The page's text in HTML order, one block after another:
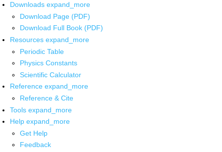
Downloads expand_more
Download Page (PDF)
Download Full Book (PDF)
Resources expand_more
Periodic Table
Physics Constants
Scientific Calculator
Reference expand_more
Reference & Cite
Tools expand_more
Help expand_more
Get Help
Feedback